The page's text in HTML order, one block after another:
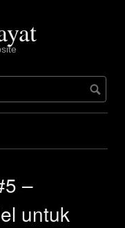
–
untuk